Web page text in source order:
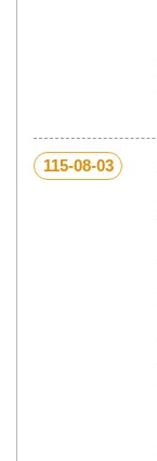
115-08-03